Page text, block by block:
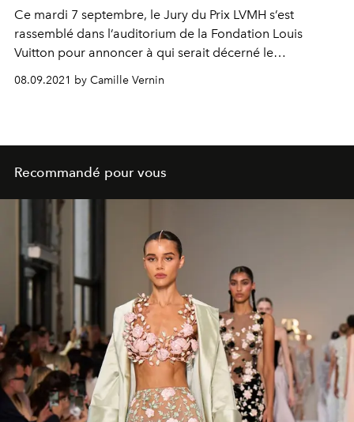
Ce mardi 7 septembre, le Jury du Prix LVMH s’est
rassemblé dans l’auditorium de la Fondation Louis
Vuitton pour annoncer à qui serait décerné le
08.09.2021 by Camille Vernin
Recommandé pour vous